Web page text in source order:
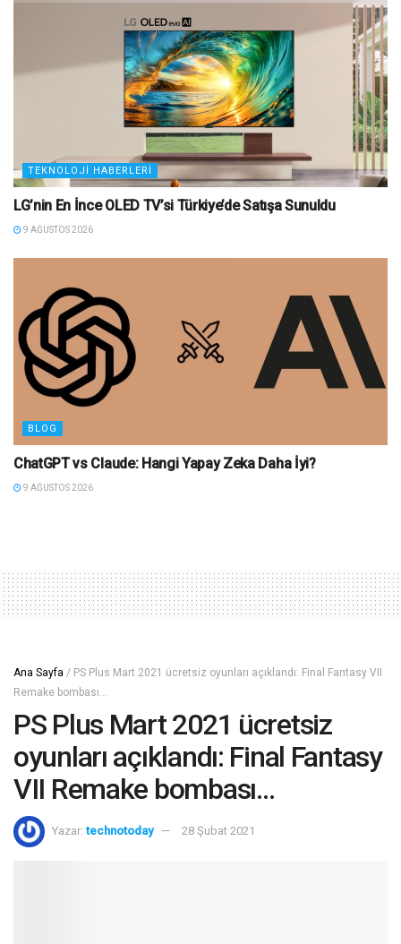
TEKNOLOJI HABERLERI
LG’nin En İnce OLED TV’si Türkiye’de Satışa Sunuldu
9 AĞUSTOS 2026
BLOG
ChatGPT vs Claude: Hangi Yapay Zeka Daha İyi?
9 AĞUSTOS 2026
Ana Sayfa / PS Plus Mart 2021 ücretsiz oyunları açıklandı: Final Fantasy VII
Remake bombası…
PS Plus Mart 2021 ücretsiz
oyunları açıklandı: Final Fantasy
VII Remake bombası…
Yazar: technotoday 28 Şubat 2021